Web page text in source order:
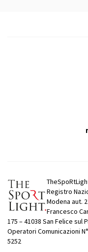
Registro
Modena aut.
Francesco
175 – 41038 San Felice
Operatori Comunicazioni
5252